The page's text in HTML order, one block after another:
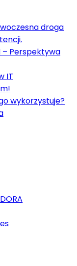
droga
– Perspektywa
IT
wykorzystuje?